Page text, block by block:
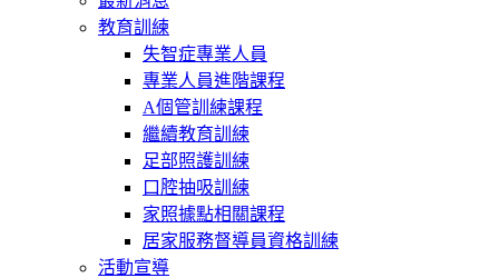
教育訓練
失智症專業人員
專業人員進階課程
A個管訓練課程
繼續教育訓練
足部照護訓練
口腔抽吸訓練
家照據點相關課程
居家服務督導員資格訓練
活動宣導